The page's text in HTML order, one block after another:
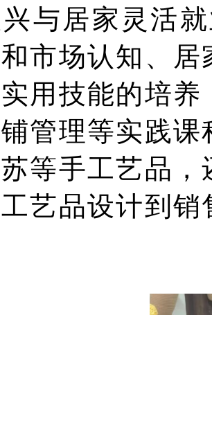
兴与居家灵活
市场认知、
用技能的培
管理等实践
等手工艺品
艺品设计到